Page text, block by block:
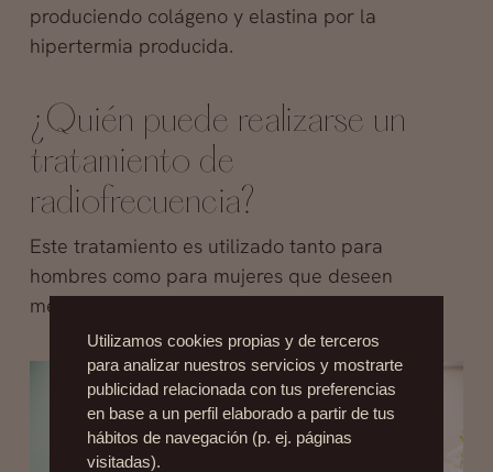
produciendo colágeno y elastina por la
hipertermia producida.
¿Quién puede realizarse un
tratamiento de
radiofrecuencia?
Este tratamiento es utilizado tanto para
hombres como para mujeres que deseen
mejorar su aspecto sin cirugía.
Utilizamos cookies propias y de terceros
para analizar nuestros servicios y mostrarte
publicidad relacionada con tus preferencias
en base a un perfil elaborado a partir de tus
hábitos de navegación (p. ej. páginas
visitadas).